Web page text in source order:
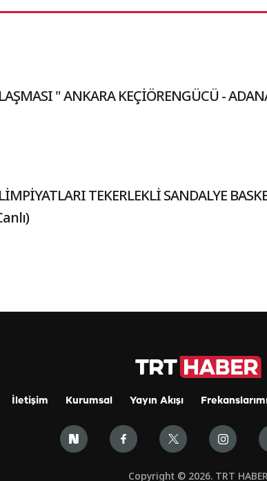
" ANKARA KEÇİÖRENGÜCÜ -
TEKERLEKLİ SANDALYE
İletişim Kurumsal Yayın Akışı
Copyright © 2026. TRT HABER